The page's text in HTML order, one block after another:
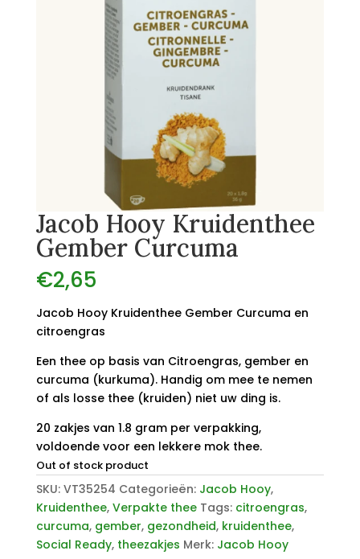
Jacob Hooy Kruidenthee
Gember Curcuma
€2,65
Jacob Hooy Kruidenthee Gember Curcuma en
citroengras
Een thee op basis van Citroengras, gember en
curcuma (kurkuma). Handig om mee te nemen
of als losse thee (kruiden) niet uw ding is.
20 zakjes van 1.8 gram per verpakking,
voldoende voor een lekkere mok thee.
Out of stock product
SKU: VT35254 Categorieën: Jacob Hooy,
Kruidenthee, Verpakte thee Tags: citroengras,
curcuma, gember, gezondheid, kruidenthee,
Social Ready, theezakjes Merk: Jacob Hooy